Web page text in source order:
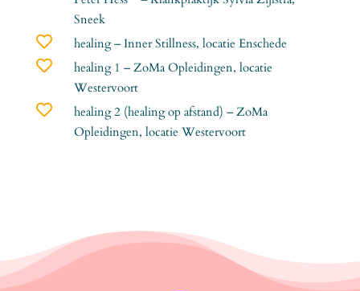
Sneek
 healing – Inner Stillness, locatie Enschede

healing 1 – ZoMa Opleidingen, locatie
Westervoort

healing 2 (healing op afstand) – ZoMa
Opleidingen, locatie Westervoort